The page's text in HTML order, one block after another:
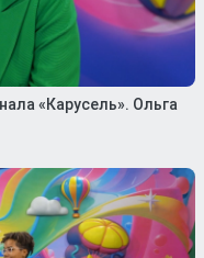
«Карусель». Ольга